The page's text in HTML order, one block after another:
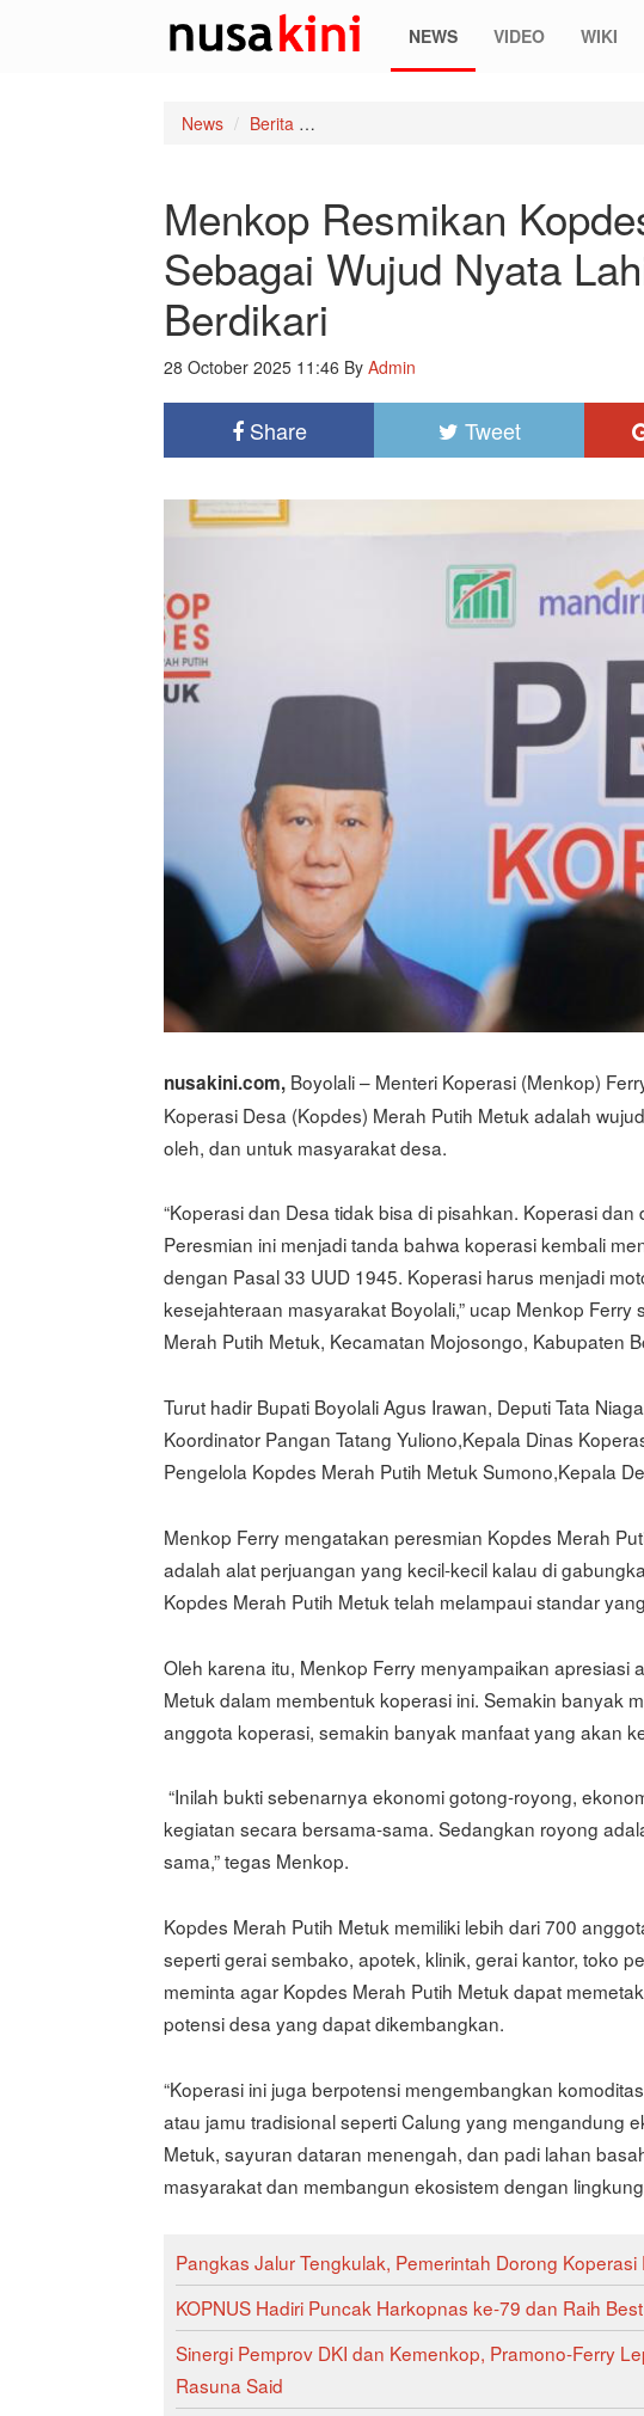
NEWS VIDEO WIKI
News Berita
Menkop Resmikan
Sebagai Wujud Nyata
Berdikari
28 October 2025 11:46 By Admin
Share Tweet
nusakini.com, Boyolali – Menteri Koperasi (Menkop)
Koperasi Desa (Kopdes) Merah Putih Metuk adalah
oleh, dan untuk masyarakat desa.
“Koperasi dan Desa tidak bisa di pisahkan. Koperasi
Peresmian ini menjadi tanda bahwa koperasi kembali
dengan Pasal 33 UUD 1945. Koperasi harus menjadi
kesejahteraan masyarakat Boyolali,” ucap Menkop
Merah Putih Metuk, Kecamatan Mojosongo, Kabupaten
Turut hadir Bupati Boyolali Agus Irawan, Deputi Tata
Koordinator Pangan Tatang Yuliono,Kepala Dinas
Pengelola Kopdes Merah Putih Metuk Sumono,Kepala
Menkop Ferry mengatakan peresmian Kopdes Merah
adalah alat perjuangan yang kecil-kecil kalau di
Kopdes Merah Putih Metuk telah melampaui standar
Oleh karena itu, Menkop Ferry menyampaikan apresiasi
Metuk dalam membentuk koperasi ini. Semakin banyak
anggota koperasi, semakin banyak manfaat yang akan
“Inilah bukti sebenarnya ekonomi gotong-royong,
kegiatan secara bersama-sama. Sedangkan royong
sama,” tegas Menkop.
Kopdes Merah Putih Metuk memiliki lebih dari 700
seperti gerai sembako, apotek, klinik, gerai kantor, toko
meminta agar Kopdes Merah Putih Metuk dapat
potensi desa yang dapat dikembangkan.
“Koperasi ini juga berpotensi mengembangkan
atau jamu tradisional seperti Calung yang mengandung
Metuk, sayuran dataran menengah, dan padi lahan
masyarakat dan membangun ekosistem dengan
Pangkas Jalur Tengkulak, Pemerintah Dorong
KOPNUS Hadiri Puncak Harkopnas ke-79 dan Raih
Sinergi Pemprov DKI dan Kemenkop, Pramono-Ferry
Rasuna Said